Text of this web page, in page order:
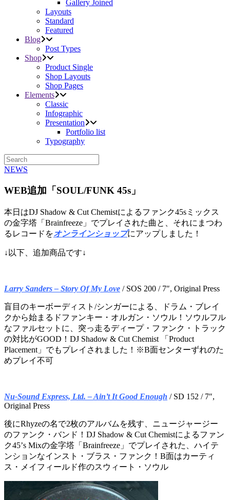
Gallery Joined
Layouts
Standard
Featured
Blog
Post Types
Shop
Product Single
Shop Layouts
Shop Pages
Elements
Classic
Infographic
Presentation
Portfolio list
Typography
NEWS
WEB追加「SOUL/FUNK 45s」
本日はDJ Shadow & Cut Chemistによるファンク45sミックス
の金字塔「Brainfreeze」でプレイされた曲と、それにまつわ
るレコードをオンラインショップにアップしました！
↓以下、追加商品です↓
Larry Sanders – Story Of My Love / SOS 200 / 7″, Original Press
盲目のキーボーディスト/シンガーによる、ドラム・ブレイ
クから始まるドファンキー・オルガン・ソウル！ソウルフル
なファルセットに、突っ走るディープ・ファンク・トラック
の対比がGOOD！DJ Shadow & Cut Chemist 「Product
Placement」でもプレイされました！※B面センターずれのた
めプレイ不可
Nu-Sound Express, Ltd. – Ain’t It Good Enough / SD 152 / 7″,
Original Press
後にRhyzeの名で2枚のアルバムを残す、ニュージャージー
のファンク・バンド！DJ Shadow & Cut Chemistによるファン
ク45’s Mixの金字塔「Brainfreeze」でプレイされた、ハイテ
ンションなインスト・ブラス・ファンク！B面はカーティ
ス・メイフィールド作のスウィート・ソウル